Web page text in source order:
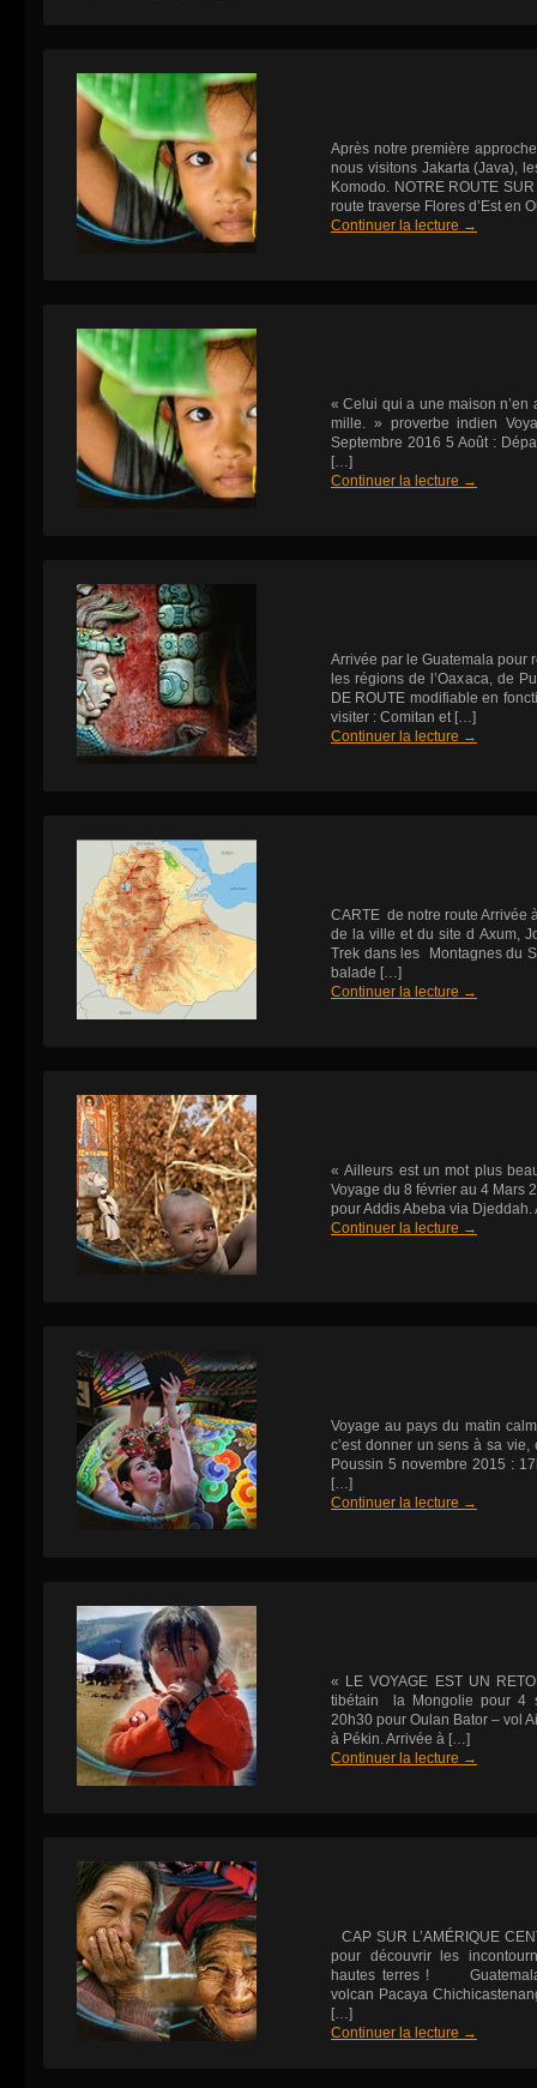
Après notre première
nous visitons Jakarta (Java),
Komodo. NOTRE ROUTE
route traverse Flores d’Est en
Continuer la lecture →
« Celui qui a une maison n’en
mille. » proverbe indien
Septembre 2016 5 Août :
[…]
Continuer la lecture →
Arrivée par le Guatemala pour
les régions de l’Oaxaca, de
DE ROUTE modifiable en
visiter : Comitan et […]
Continuer la lecture →
CARTE de notre route Arrivée
de la ville et du site d Axum,
Trek dans les Montagnes du
balade […]
Continuer la lecture →
« Ailleurs est un mot plus
Voyage du 8 février au 4 Mars
pour Addis Abeba via
Continuer la lecture →
Voyage au pays du matin
c’est donner un sens à sa
Poussin 5 novembre 2015 :
[…]
Continuer la lecture →
« LE VOYAGE EST UN
tibétain la Mongolie pour 4
20h30 pour Oulan Bator – vol
à Pékin. Arrivée à […]
Continuer la lecture →
CAP SUR L’AMÉRIQUE
pour découvrir les
hautes terres ! Guatemala
volcan Pacaya
[…]
Continuer la lecture →